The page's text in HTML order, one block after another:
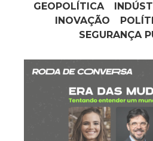
GEOPOLÍTICA
INOVAÇÃO
SEGURANÇA